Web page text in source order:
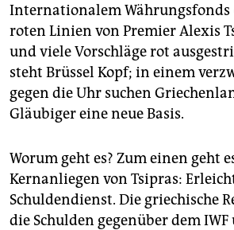
Internationalem Währungsfonds
roten Linien von Premier Alexis
und viele Vorschläge rot
steht Brüssel Kopf; in einem
gegen die Uhr suchen
Gläubiger eine neue Basis.
Worum geht es? Zum einen geht
Kernanliegen von Tsipras:
Schuldendienst. Die griechische
die Schulden gegenüber dem